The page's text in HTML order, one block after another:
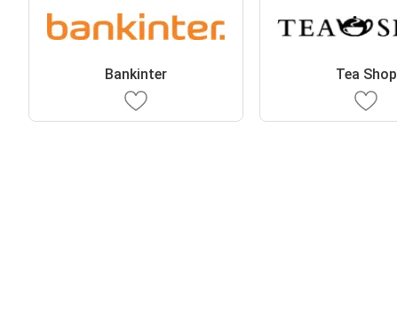
Bankinter Tea Shop